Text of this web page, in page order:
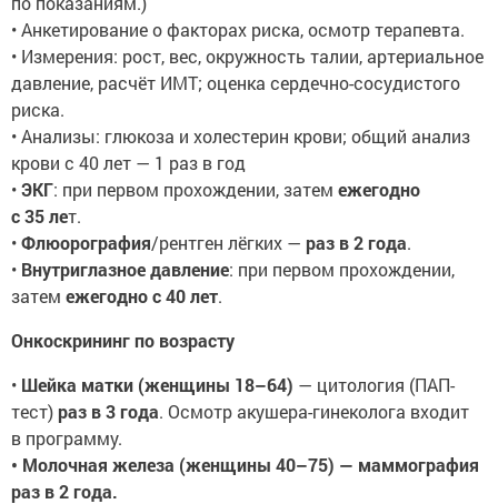
• Анкетирование о факторах риска, осмотр терапевта.
• Измерения: рост, вес, окружность талии, артериальное
давление, расчёт ИМТ; оценка сердечно-сосудистого
риска.
• Анализы: глюкоза и холестерин крови; общий анализ
крови с 40 лет — 1 раз в год
•ЭКГ: при первом прохождении, затем ежегодно
с 35 лет.
•Флюорография/рентген лёгких — раз в 2 года.
• Внутриглазное давление: при первом прохождении,
затем ежегодно с 40 лет.
Онкоскрининг по возрасту
• Шейка матки (женщины 18–64) — цитология (ПАП-
тест)раз в 3 года. Осмотр акушера-гинеколога входит
в программу.
• Молочная железа (женщины 40–75) — маммография
раз в 2 года.